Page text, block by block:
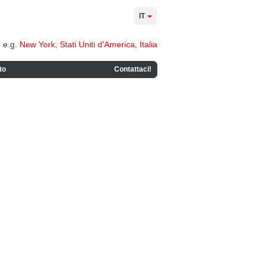
e.g. New York Stati Uniti d'America Italia
Contattaci!
IT